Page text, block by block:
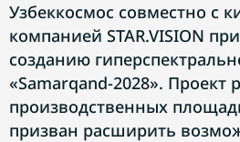
Узбеккосмос совместно с
компанией STAR.VISION
созданию
«Samarqand-2028». Проект
производственных
призван расширить